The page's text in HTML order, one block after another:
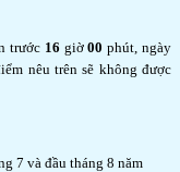
trước 16 giờ00phút, ngày
nêu trên sẽ không được
7 và đầu tháng 8 năm